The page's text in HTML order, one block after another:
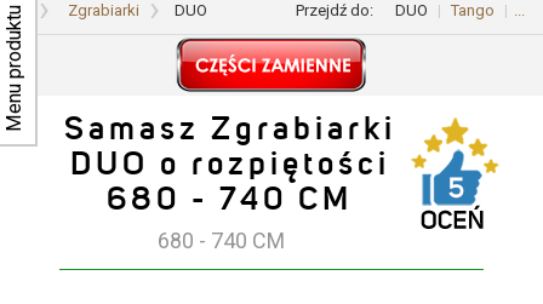
... Zgrabiarki DUO Przejdź do: DUO Tango ...
Menu produktu Samasz Zgrabiarki
DUO o rozpiętości
680 - 740 CM
680 - 740 CM